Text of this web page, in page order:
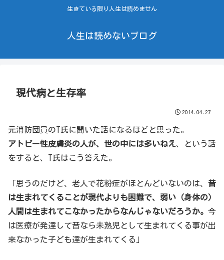
生きている限り人生は読めません
人生は読めないブログ
現代病と生存率
2014.04.27
元消防団員のT氏に聞いた話になるほどと思った。
アトピー性皮膚炎の人が、世の中には多いねえ、という話
をすると、T氏はこう答えた。
「思うのだけど、老人で花粉症がほとんどいないのは、 昔
は生まれてくることが現代よりも困難で、弱い（身体の）
人間は生まれてこなかったからなんじゃないだろうか。 今
は医療が発達して昔なら未熟児として生まれてくる事が出
来なかった子ども達が生まれてくる」